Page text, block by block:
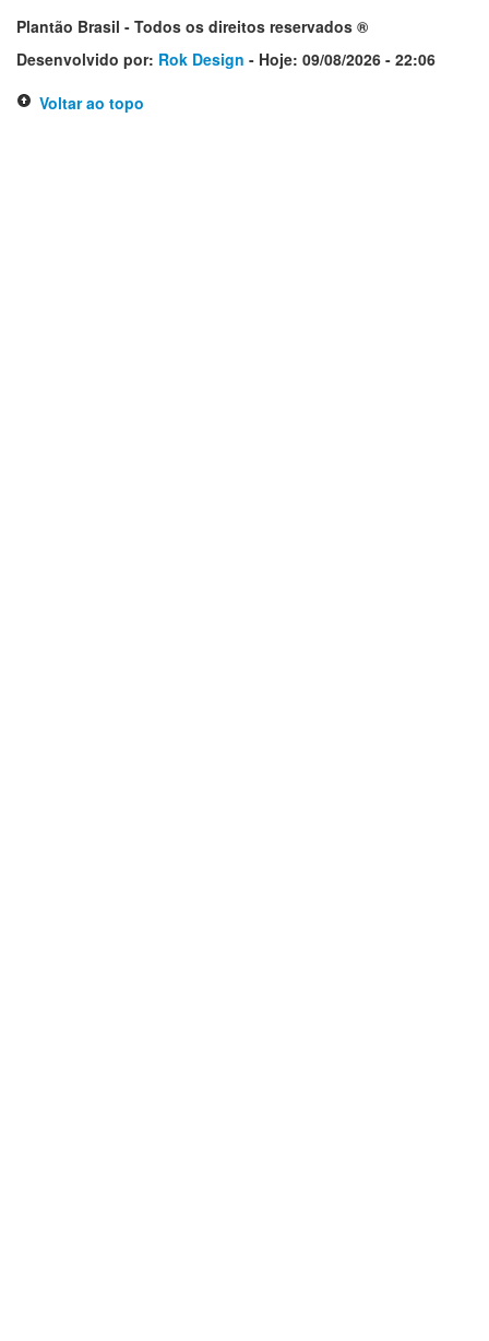
Plantão Brasil - Todos os direitos reservados ®
Desenvolvido por: Rok Design - Hoje: 09/08/2026 - 22:06
Voltar ao topo